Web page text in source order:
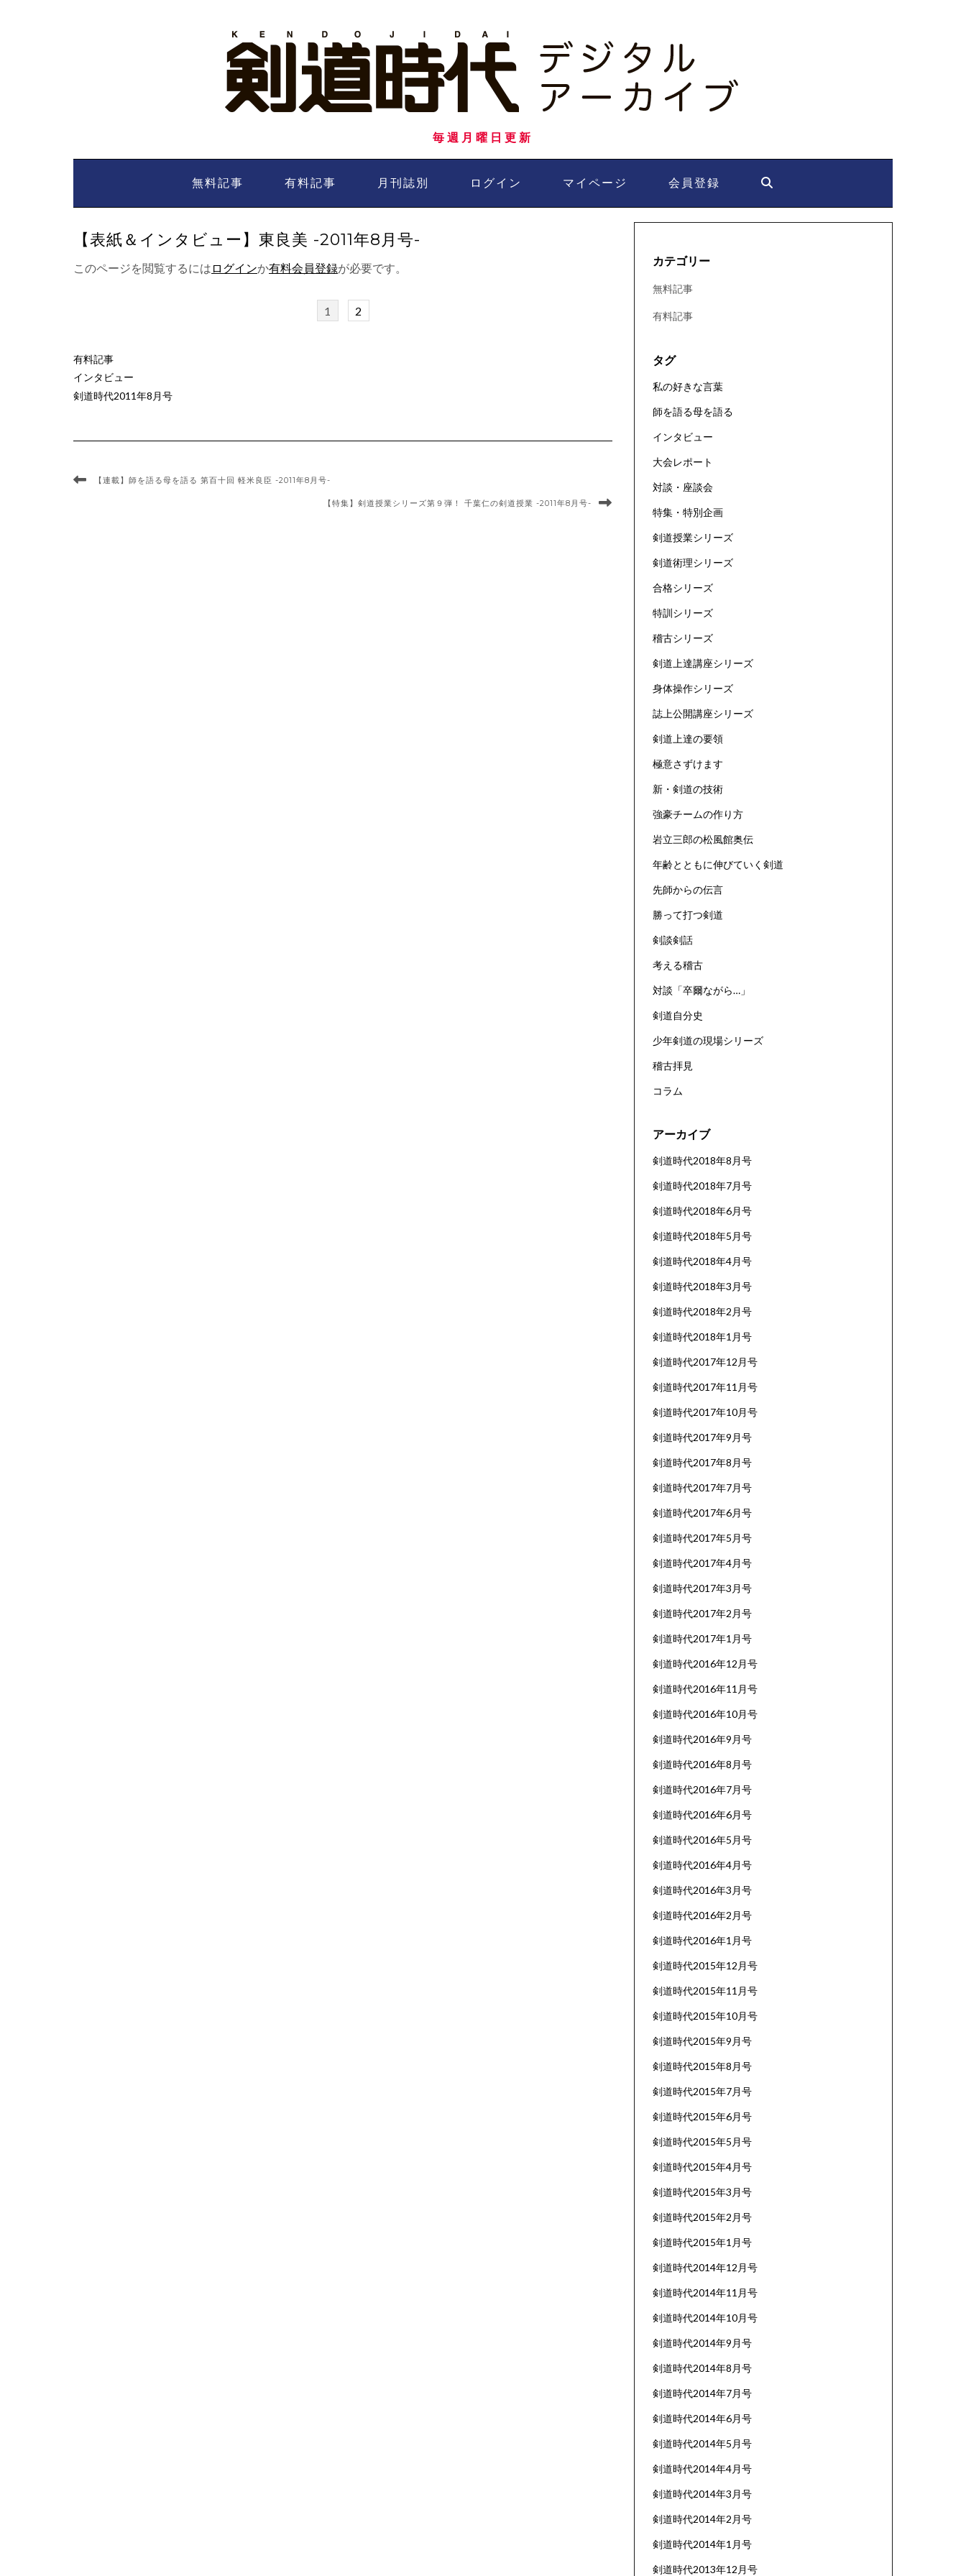
毎週月曜日更新
無料記事 有料記事 月刊誌別 ログイン マイページ 会員登録
【表紙＆インタビュー】東良美 -2011年8月号-
このページを閲覧するには ログインか有料会員登録が必要です。
1 2
有料記事
インタビュー
剣道時代2011年8月号
【連載】師を語る母を語る 第百十回 軽米良臣 -2011年8月号-
【特集】剣道授業シリーズ第９弾！ 千葉仁の剣道授業 -2011年8月号-
カテゴリー
無料記事
有料記事
タグ
私の好きな言葉
師を語る母を語る
インタビュー
大会レポート
対談・座談会
特集・特別企画
剣道授業シリーズ
剣道術理シリーズ
合格シリーズ
特訓シリーズ
稽古シリーズ
剣道上達講座シリーズ
身体操作シリーズ
誌上公開講座シリーズ
剣道上達の要領
極意さずけます
新・剣道の技術
強豪チームの作り方
岩立三郎の松風館奥伝
年齢とともに伸びていく剣道
先師からの伝言
勝って打つ剣道
剣談剣話
考える稽古
対談「卒爾ながら…」
剣道自分史
少年剣道の現場シリーズ
稽古拝見
コラム
アーカイブ
剣道時代2018年8月号
剣道時代2018年7月号
剣道時代2018年6月号
剣道時代2018年5月号
剣道時代2018年4月号
剣道時代2018年3月号
剣道時代2018年2月号
剣道時代2018年1月号
剣道時代2017年12月号
剣道時代2017年11月号
剣道時代2017年10月号
剣道時代2017年9月号
剣道時代2017年8月号
剣道時代2017年7月号
剣道時代2017年6月号
剣道時代2017年5月号
剣道時代2017年4月号
剣道時代2017年3月号
剣道時代2017年2月号
剣道時代2017年1月号
剣道時代2016年12月号
剣道時代2016年11月号
剣道時代2016年10月号
剣道時代2016年9月号
剣道時代2016年8月号
剣道時代2016年7月号
剣道時代2016年6月号
剣道時代2016年5月号
剣道時代2016年4月号
剣道時代2016年3月号
剣道時代2016年2月号
剣道時代2016年1月号
剣道時代2015年12月号
剣道時代2015年11月号
剣道時代2015年10月号
剣道時代2015年9月号
剣道時代2015年8月号
剣道時代2015年7月号
剣道時代2015年6月号
剣道時代2015年5月号
剣道時代2015年4月号
剣道時代2015年3月号
剣道時代2015年2月号
剣道時代2015年1月号
剣道時代2014年12月号
剣道時代2014年11月号
剣道時代2014年10月号
剣道時代2014年9月号
剣道時代2014年8月号
剣道時代2014年7月号
剣道時代2014年6月号
剣道時代2014年5月号
剣道時代2014年4月号
剣道時代2014年3月号
剣道時代2014年2月号
剣道時代2014年1月号
剣道時代2013年12月号